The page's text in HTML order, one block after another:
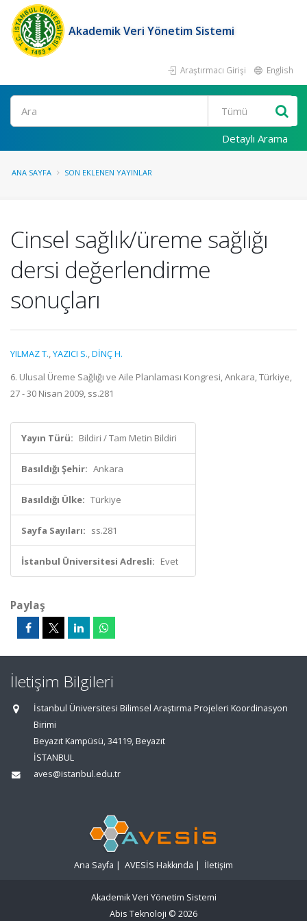
Akademik Veri Yönetim Sistemi
Araştırmacı Girişi English
Ara
Detaylı Arama
ANA SAYFA SON EKLENEN YAYINLAR
Cinsel sağlık/üreme sağlığı
dersi değerlendirme
sonuçları
YILMAZ T.,YAZICI S.,DİNÇ H.
6. Ulusal Üreme Sağlığı ve Aile Planlaması Kongresi, Ankara, Türkiye,
27 - 30 Nisan 2009, ss.281
Yayın Türü: Bildiri / Tam Metin Bildiri
Basıldığı Şehir: Ankara
Basıldığı Ülke: Türkiye
Sayfa Sayıları: ss.281
İstanbul Üniversitesi Adresli: Evet
Paylaş
İletişim Bilgileri
İstanbul Üniversitesi Bilimsel Araştırma Projeleri Koordinasyon
Birimi
Beyazıt Kampüsü, 34119, Beyazıt
İSTANBUL
aves@istanbul.edu.tr
Ana Sayfa | AVESİS Hakkında | İletişim
Akademik Veri Yönetim Sistemi
Abis Teknoloji © 2026